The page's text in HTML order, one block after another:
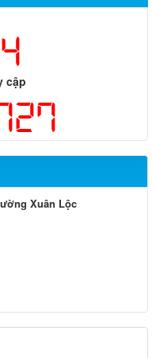
cập
Xuân Lộc